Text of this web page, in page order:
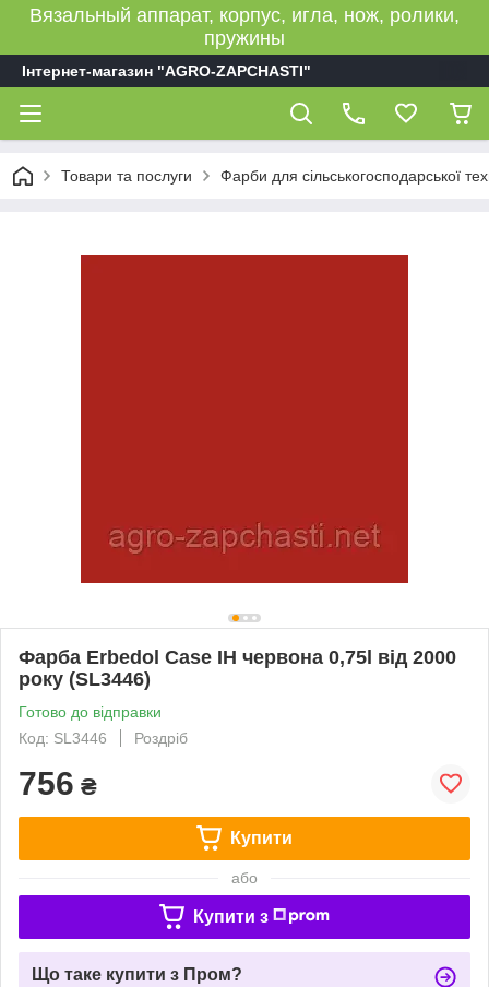
Вязальный аппарат, корпус, игла, нож, ролики,
пружины
Інтернет-магазин "AGRO-ZAPCHASTI"
Товари та послуги Фарби для сільськогосподарської
Фарба Erbedol Case IH червона 0,75l від 2000
року (SL3446)
Готово до відправки
Код: SL3446
Роздріб
756 ₴
Купити
або
Купити з
Що таке купити з Пром?